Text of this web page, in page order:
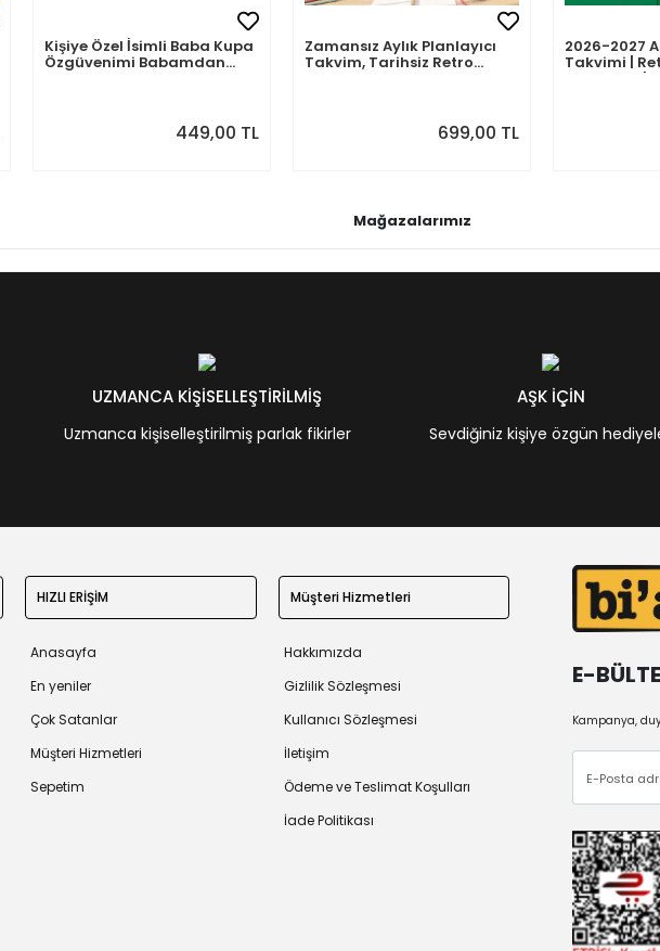
Kişiye Özel İsimli Baba Kupa
Özgüvenimi Babamdan
449,00 TL
Zamansız Aylık Planlayıcı
Takvim, Tarihsiz Retro
699,00 TL
2026-2027
Takvimi |
Planlayıcı |
Mağazalarımız
UZMANCA KİŞİSELLEŞTİRİLMİŞ
Uzmanca kişiselleştirilmiş parlak fikirler
AŞK İÇİN
Sevdiğiniz kişiye özgün
HIZLI ERİŞİM
Anasayfa
En yeniler
Çok Satanlar
Müşteri Hizmetleri
Sepetim
Müşteri Hizmetleri
Hakkımızda
Gizlilik Sözleşmesi
Kullanıcı Sözleşmesi
İletişim
Ödeme ve Teslimat Koşulları
İade Politikası
E-
Kampanya,